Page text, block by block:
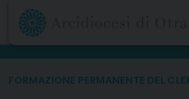
Skip
content
FORMAZIONE PERMANENTE DEL